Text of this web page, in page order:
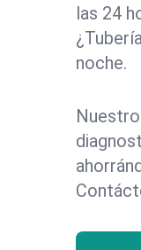
las 24
noche.